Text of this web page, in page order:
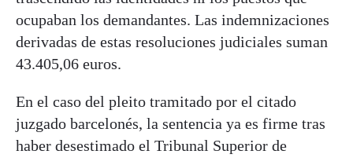
ocupaban los demandantes. Las indemnizaciones
derivadas de estas resoluciones judiciales suman
43.405,06 euros.
En el caso del pleito tramitado por el citado
juzgado barcelonés, la sentencia ya es firme tras
haber desestimado el Tribunal Superior de